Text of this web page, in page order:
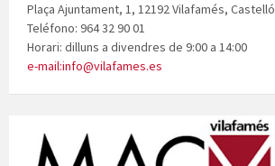
Plaça Ajuntament, 1, 12192 Vilafamés, Castelló
Teléfono: 964 32 90 01
Horari: dilluns a divendres de 9:00 a 14:00
e-mail:info@vilafames.es